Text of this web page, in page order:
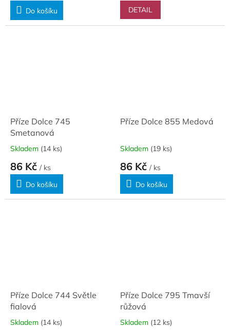
Do košíku
DETAIL
Příze Dolce 745
Smetanová
Skladem (14 ks)
86 Kč / ks
Do košíku
Příze Dolce 855 Medová
Skladem (19 ks)
86 Kč / ks
Do košíku
Příze Dolce 744 Světle
fialová
Skladem (14 ks)
Příze Dolce 795 Tmavší
růžová
Skladem (12 ks)